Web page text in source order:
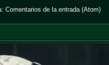
Comentarios de la entrada (Atom)